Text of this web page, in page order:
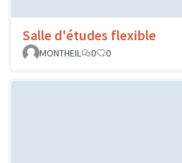
Salle d'études flexible
MONTHEIL
0 0